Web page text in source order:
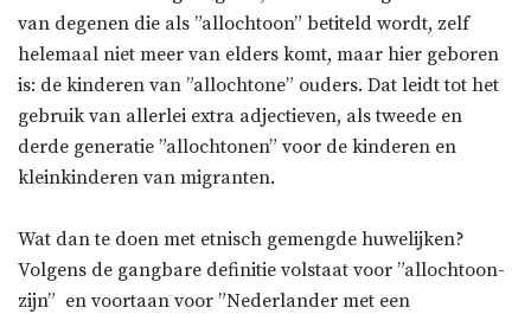
van degenen die als ”allochtoon” betiteld wordt, zelf
helemaal niet meer van elders komt, maar hier geboren
is: de kinderen van ”allochtone” ouders. Dat leidt tot het
gebruik van allerlei extra adjectieven, als tweede en
derde generatie ”allochtonen” voor de kinderen en
kleinkinderen van migranten.
Wat dan te doen met etnisch gemengde huwelijken?
Volgens de gangbare definitie volstaat voor ”allochtoon-
zijn”  en voortaan voor ”Nederlander met een